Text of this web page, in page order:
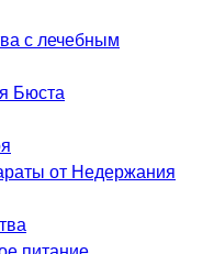
с лечебным
Бюста
от Недержания